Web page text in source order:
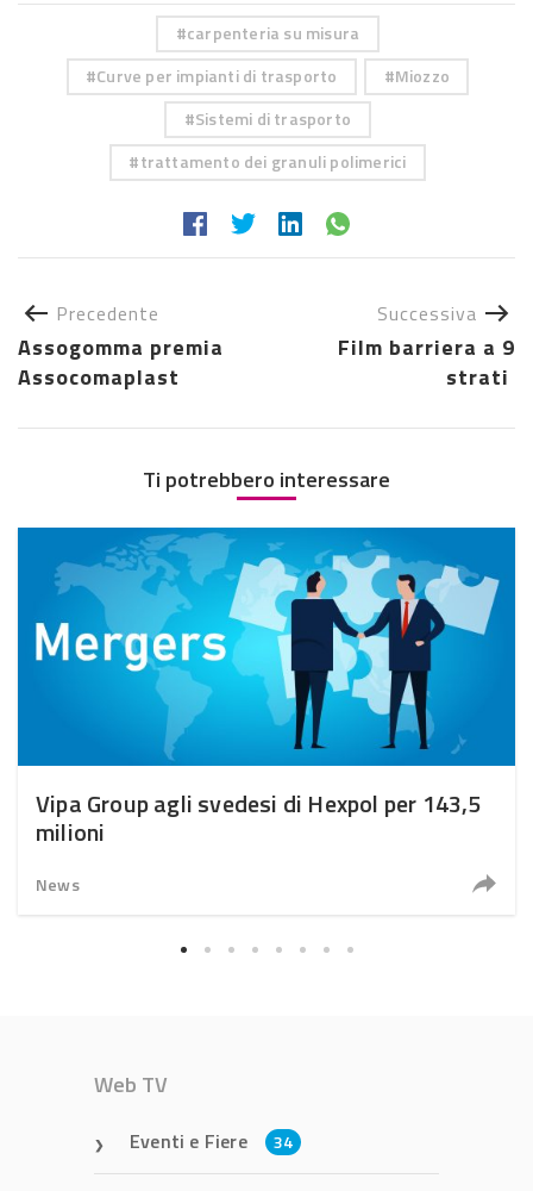
carpenteria su misura
Curve per impianti di trasporto
Miozzo
Sistemi di trasporto
trattamento dei granuli polimerici
Precedente
Assogomma premia
Assocomaplast
Successiva
Film barriera a 9
strati
Ti potrebbero interessare
Vipa Group agli svedesi di Hexpol per 143,5
milioni
News
Web TV
Eventi e Fiere 34